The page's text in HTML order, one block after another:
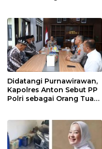
Didatangi Purnawirawan,
Kapolres Anton Sebut PP
Polri sebagai Orang Tua